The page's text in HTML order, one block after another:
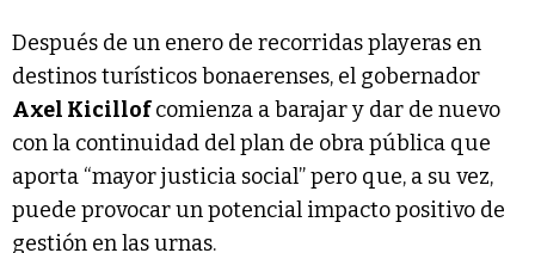
Después de un enero de recorridas playeras en
destinos turísticos bonaerenses, el gobernador
Axel Kicillofcomienza a barajar y dar de nuevo
con la continuidad del plan de obra pública que
aporta “mayor justicia social” pero que, a su vez,
puede provocar un potencial impacto positivo de
gestión en las urnas.